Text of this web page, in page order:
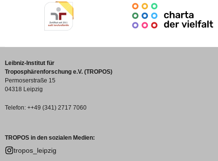
Leibniz-Institut für
Troposphärenforschung e.V. (TROPOS)
Permoserstraße 15
04318 Leipzig
Telefon: ++49 (341) 2717 7060
TROPOS in den sozialen Medien:
tropos_leipzig